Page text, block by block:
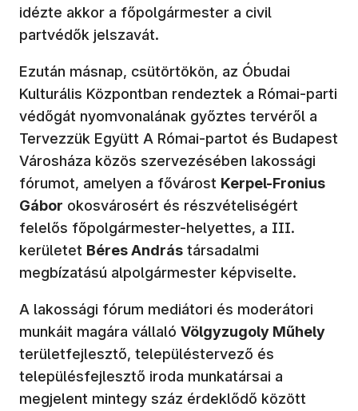
idézte akkor a főpolgármester a civil
partvédők jelszavát.
Ezután másnap, csütörtökön, az Óbudai
Kulturális Központban rendeztek a Római-parti
védőgát nyomvonalának győztes tervéről a
Tervezzük Együtt A Római-partot és Budapest
Városháza közös szervezésében lakossági
fórumot, amelyen a fővárost Kerpel-Fronius
Gábor okosvárosért és részvételiségért
felelős főpolgármester-helyettes, a III.
kerületet Béres András társadalmi
megbízatású alpolgármester képviselte.
A lakossági fórum mediátori és moderátori
munkáit magára vállaló Völgyzugoly Műhely
területfejlesztő, településtervező és
településfejlesztő iroda munkatársai a
megjelent mintegy száz érdeklődő között